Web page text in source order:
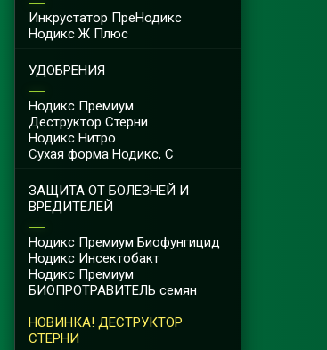
Инкрустатор ПреНодикс
Нодикс Ж Плюс
УДОБРЕНИЯ
Нодикс Премиум
Деструктор Cтерни
Нодикс Нитро
Сухая форма Нодикс, С
ЗАЩИТА ОТ БОЛЕЗНЕЙ И
ВРЕДИТЕЛЕЙ
Нодикс Премиум Биофунгицид
Нодикс Инсектобакт
Нодикс Премиум
БИОПРОТРАВИТЕЛЬ семян
НОВИНКА! ДЕСТРУКТОР
СТЕРНИ